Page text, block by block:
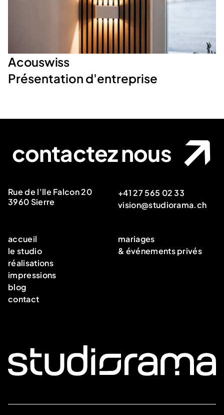
Acouswiss
Présentation d'entreprise
contactez nous
Rue de l'Ile Falcon 20
3960 Sierre
+41 27 565 02 33
vision@studiorama.ch
accueil
le studio
réalisations
impressions
blog
contact
mariages
& événements privés